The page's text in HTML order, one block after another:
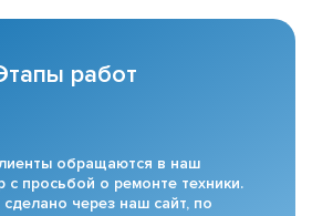
работ
обращаются в наш
с просьбой о ремонте техники.
через наш сайт, по